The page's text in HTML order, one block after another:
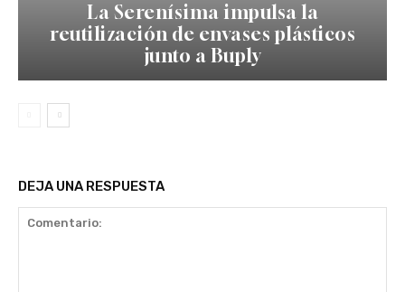
La Serenísima impulsa la
reutilización de envases plásticos
junto a Buply
DEJA UNA RESPUESTA